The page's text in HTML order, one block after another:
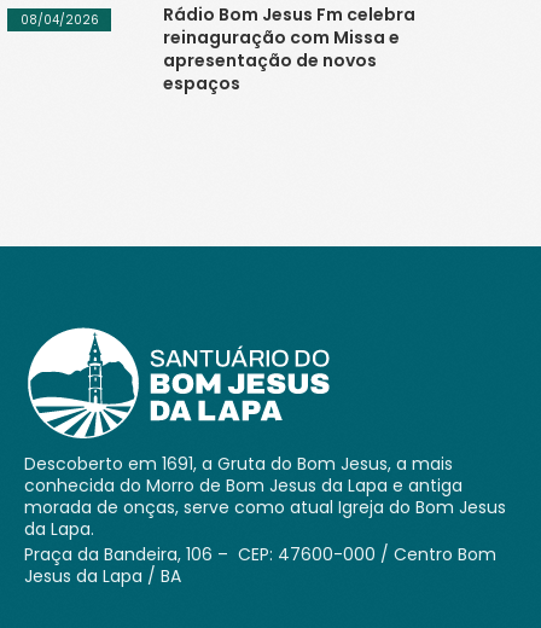
Rádio Bom Jesus Fm celebra
reinaguração com Missa e
apresentação de novos
espaços
08/04/2026
Descoberto em 1691, a Gruta do Bom Jesus, a mais
conhecida do Morro de Bom Jesus da Lapa e antiga
morada de onças, serve como atual Igreja do Bom Jesus
da Lapa.
Praça da Bandeira, 106 – CEP: 47600-000 / Centro Bom
Jesus da Lapa / BA